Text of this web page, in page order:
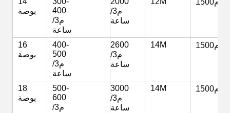
بوصة
400
م3/
ساعة
م3/
ساعة
1500م
16
بوصة
400-
500
م3/
ساعة
2600
م3/
ساعة
14M 1500م
18
بوصة
500-
600
م3/
3000
م3/
ساعة
14M 1500م